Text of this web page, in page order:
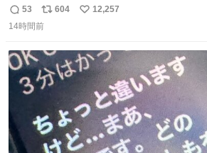
う…
返
信
53
リ
ポ
数
604
い
数
12,257
14時間前